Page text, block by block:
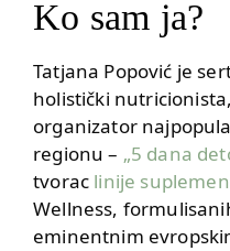
Ko sam ja?
Tatjana Popović je
holistički
organizator
regionu – „5 dana
tvorac linije
Wellness,
eminentnim